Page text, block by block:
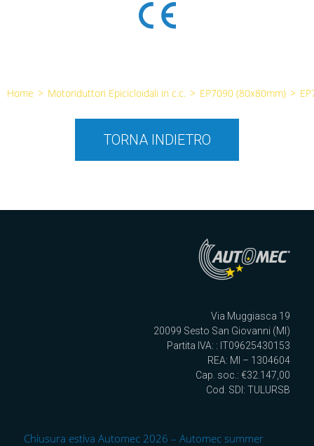
Home > Motoriduttori Epicicloidali in c.c. > EP7090 (80x80mm) >
TORNA INDIETRO
Via Muggiasca 19
20099 Sesto San Giovanni (MI)
Partita IVA: : IT09625430153
REA: MI – 1304604
Cap. soc.: €32.147,00
Cod. SDI: TULURSB
Chiusura estiva Automec 2026 – Automec summer